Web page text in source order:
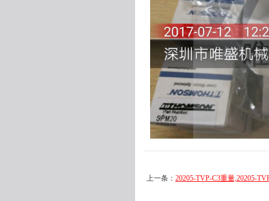
上一条： 20205-TVP-C3重量,20205-